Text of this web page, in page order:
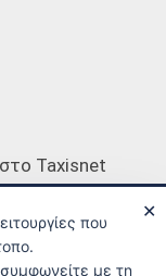
Taxisnet
✕
που
με τη